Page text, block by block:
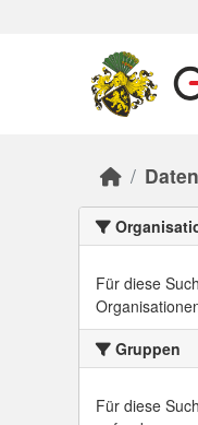
Für diese
Gruppen
Für diese